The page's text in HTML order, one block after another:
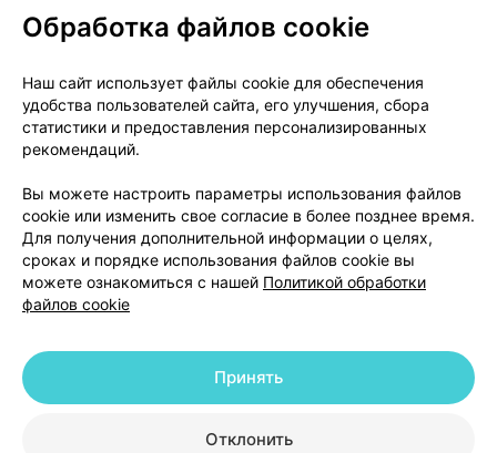
О проекте
Новости проекта
Размещение рекламы
Медицинский маркетинг
Публичный договор
Доставка
Способы оплаты
Вакансии
Партнеры
Написать руководителю 103.by
Написать в поддержку
Персональные настройки Cookie
© 2026 ООО «Артокс Лаб», УНП 191700409 | 220012, Республика Беларусь,
+375 291212755
Обработка файлов cookie
Наш сайт использует файлы cookie для обеспечения
удобства пользователей сайта, его улучшения, сбора
статистики и предоставления персонализированных
рекомендаций.
Вы можете настроить параметры использования файлов
cookie или изменить свое согласие в более позднее время.
Для получения дополнительной информации о целях,
сроках и порядке использования файлов cookie вы
можете ознакомиться с нашей Политикой обработки
файлов cookie
Отклонить
Принять